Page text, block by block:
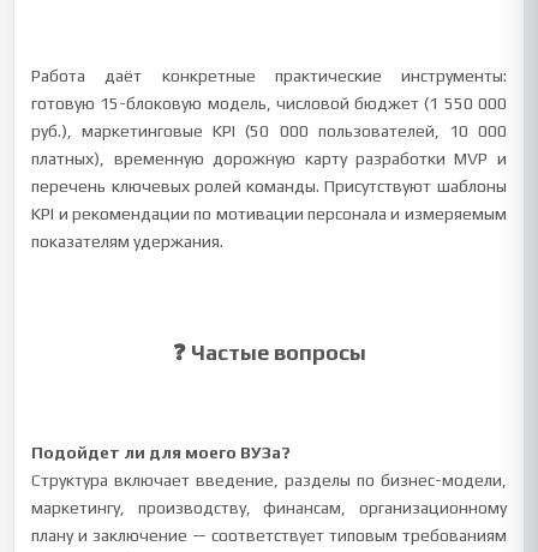
Работа даёт конкретные практические инструменты:
готовую 15-блоковую модель, числовой бюджет (1 550 000
руб.), маркетинговые KPI (50 000 пользователей, 10 000
платных), временную дорожную карту разработки MVP и
перечень ключевых ролей команды. Присутствуют шаблоны
KPI и рекомендации по мотивации персонала и измеряемым
показателям удержания.
❓ Частые вопросы
Подойдет ли для моего ВУЗа?
Структура включает введение, разделы по бизнес-модели,
маркетингу, производству, финансам, организационному
плану и заключение — соответствует типовым требованиям